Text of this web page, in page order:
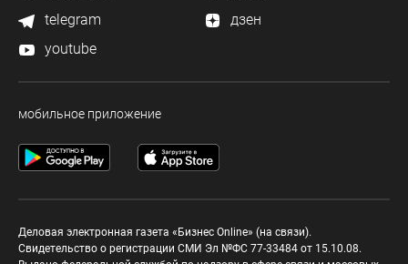
telegram
дзен
youtube
мобильное приложение
Деловая электронная газета «Бизнес Online» (на связи).
Свидетельство о регистрации СМИ Эл №ФС 77-33484 от 15.10.08.